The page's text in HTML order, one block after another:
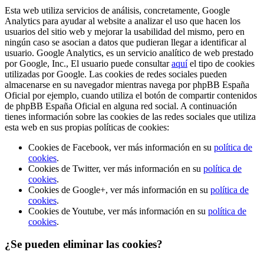
Esta web utiliza servicios de análisis, concretamente, Google
Analytics para ayudar al website a analizar el uso que hacen los
usuarios del sitio web y mejorar la usabilidad del mismo, pero en
ningún caso se asocian a datos que pudieran llegar a identificar al
usuario. Google Analytics, es un servicio analítico de web prestado
por Google, Inc., El usuario puede consultaraquíel tipo de cookies
utilizadas por Google. Las cookies de redes sociales pueden
almacenarse en su navegador mientras navega por phpBB España
Oficial por ejemplo, cuando utiliza el botón de compartir contenidos
de phpBB España Oficial en alguna red social. A continuación
tienes información sobre las cookies de las redes sociales que utiliza
esta web en sus propias políticas de cookies:
Cookies de Facebook, ver más información en su política de
cookies.
Cookies de Twitter, ver más información en su política de
cookies.
Cookies de Google+, ver más información en su política de
cookies.
Cookies de Youtube, ver más información en su política de
cookies.
¿Se pueden eliminar las cookies?